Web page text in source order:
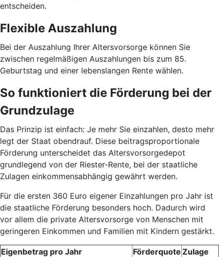
entscheiden.
Flexible Auszahlung
Bei der Auszahlung Ihrer Altersvorsorge können Sie
zwischen regelmäßigen Auszahlungen bis zum 85.
Geburtstag und einer lebenslangen Rente wählen.
So funktioniert die Förderung bei der
Grundzulage
Das Prinzip ist einfach: Je mehr Sie einzahlen, desto mehr
legt der Staat obendrauf. Diese beitragsproportionale
Förderung unterscheidet das Altersvorsorgedepot
grundlegend von der Riester-Rente, bei der staatliche
Zulagen einkommensabhängig gewährt werden.
Für die ersten 360 Euro eigener Einzahlungen pro Jahr ist
die staatliche Förderung besonders hoch. Dadurch wird
vor allem die private Altersvorsorge von Menschen mit
geringeren Einkommen und Familien mit Kindern gestärkt.
Eigenbetrag pro Jahr Förderquote Zulage